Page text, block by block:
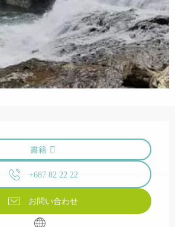
書籍
+687 82 22 22
お問い合わせ